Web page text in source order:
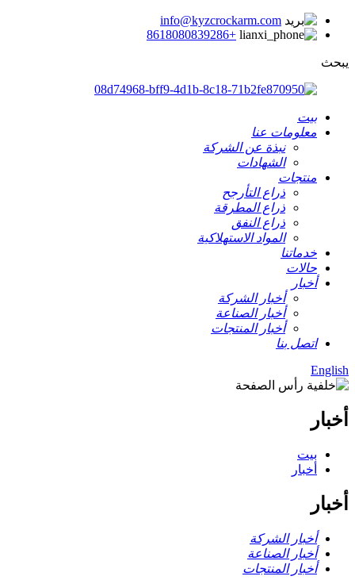
info@kyzcrockarm.com
+8618080839286
يبحث
بيت
معلومات عنا
نبذة عن الشركة
الشهادات
منتجات
ذراع التأرجح
ذراع المطرقة
ذراع النفق
المواد الاستهلاكية
خدماتنا
حالات
أخبار
أخبار الشركة
أخبار الصناعة
أخبار المنتجات
اتصل بنا
English
أخبار
بيت
أخبار
أخبار
أخبار الشركة
أخبار الصناعة
أخبار المنتجات